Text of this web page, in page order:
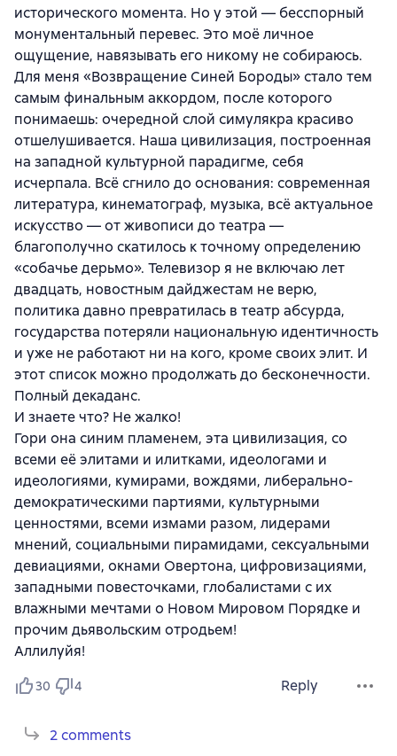
исторического момента. Но у этой — бесспорный
монументальный перевес. Это моё личное
ощущение, навязывать его никому не собираюсь.
Для меня «Возвращение Синей Бороды» стало тем
самым финальным аккордом, после которого
понимаешь: очередной слой симулякра красиво
отшелушивается. Наша цивилизация, построенная
на западной культурной парадигме, себя
исчерпала. Всё сгнило до основания: современная
литература, кинематограф, музыка, всё актуальное
искусство — от живописи до театра —
благополучно скатилось к точному определению
«собачье дерьмо». Телевизор я не включаю лет
двадцать, новостным дайджестам не верю,
политика давно превратилась в театр абсурда,
государства потеряли национальную идентичность
и уже не работают ни на кого, кроме своих элит. И
этот список можно продолжать до бесконечности.
Полный декаданс.
И знаете что? Не жалко!
Гори она синим пламенем, эта цивилизация, со
всеми её элитами и илитками, идеологами и
идеологиями, кумирами, вождями, либерально-
демократическими партиями, культурными
ценностями, всеми измами разом, лидерами
мнений, социальными пирамидами, сексуальными
девиациями, окнами Овертона, цифровизациями,
западными повесточками, глобалистами с их
влажными мечтами о Новом Мировом Порядке и
прочим дьявольским отродьем!
Аллилуйя!
30 4 Reply
2 comments